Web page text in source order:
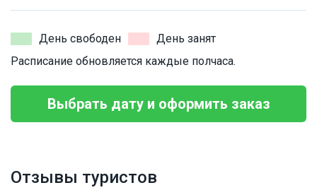
День свободен
День занят
Расписание обновляется каждые полчаса.
Выбрать дату и оформить заказ
Отзывы туристов